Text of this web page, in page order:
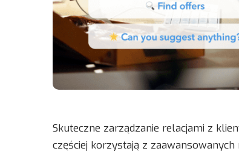
Skuteczne zarządzanie relacjami z
częściej korzystają z